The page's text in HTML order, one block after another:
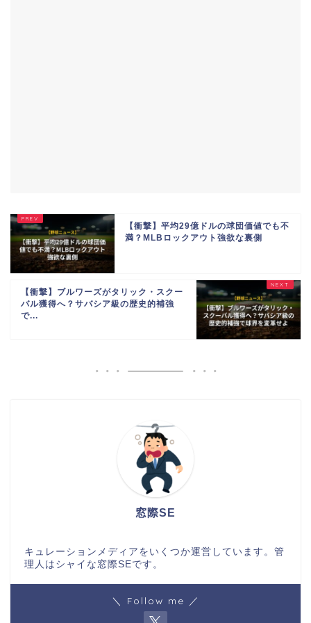
【衝撃】平均29億ドルの球団価値でも不
満？MLBロックアウト強欲な裏側
【衝撃】ブルワーズがタリック・スクー
バル獲得へ？サバシア級の歴史的補強
で...
窓際SE
キュレーションメディアをいくつか運営しています。管
理人はシャイな窓際SEです。
＼ Follow me ／